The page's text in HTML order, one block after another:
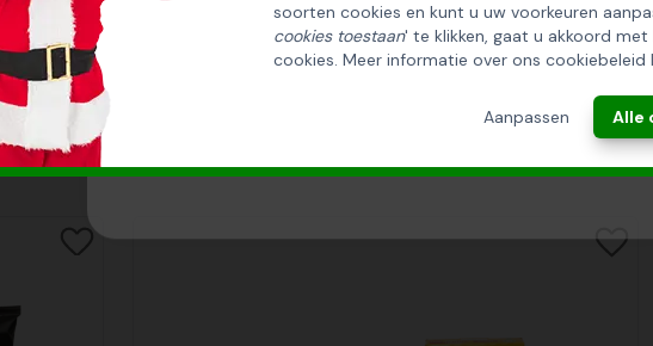
soorten cookies en kunt u uw voorkeuren
cookies toestaan' te klikken, gaat u akkoord
cookies. Meer informatie over ons cookiebeleid
Aanpassen Alle
INSCHRIJVEN!